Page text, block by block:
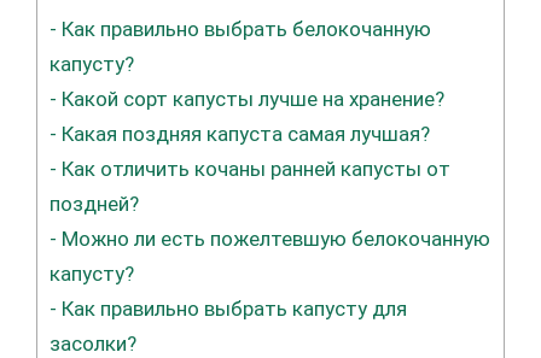
- Как правильно выбрать белокочанную
капусту?
- Какой сорт капусты лучше на хранение?
- Какая поздняя капуста самая лучшая?
- Как отличить кочаны ранней капусты от
поздней?
- Можно ли есть пожелтевшую белокочанную
капусту?
- Как правильно выбрать капусту для
засолки?